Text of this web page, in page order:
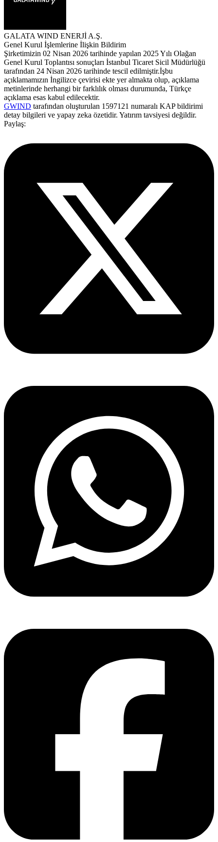
GALATA WIND ENERJİ A.Ş.
Genel Kurul İşlemlerine İlişkin Bildirim
Şirketimizin 02 Nisan 2026 tarihinde yapılan 2025 Yılı Olağan
Genel Kurul Toplantısı sonuçları İstanbul Ticaret Sicil Müdürlüğü
tarafından 24 Nisan 2026 tarihinde tescil edilmiştir.İşbu
açıklamamızın İngilizce çevirisi ekte yer almakta olup, açıklama
metinlerinde herhangi bir farklılık olması durumunda, Türkçe
açıklama esas kabul edilecektir.
GWIND tarafından oluşturulan 1597121 numaralı KAP bildirimi
detay bilgileri ve yapay zeka özetidir. Yatırım tavsiyesi değildir.
Paylaş: